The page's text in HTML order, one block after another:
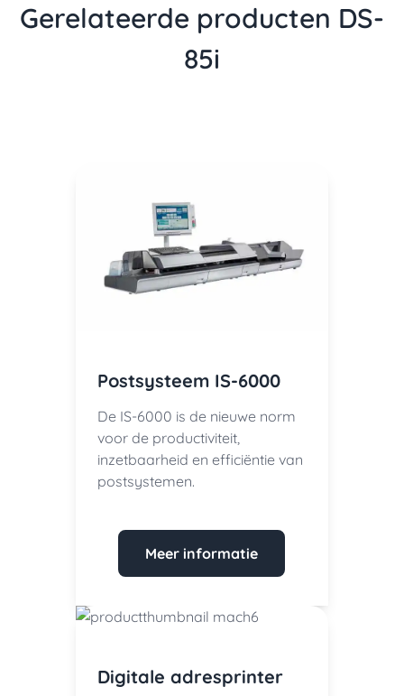
Gerelateerde producten DS-
85i
Postsysteem IS-6000
De IS-6000 is de nieuwe norm
voor de productiviteit,
inzetbaarheid en efficiëntie van
postsystemen.
Meer informatie
Digitale adresprinter